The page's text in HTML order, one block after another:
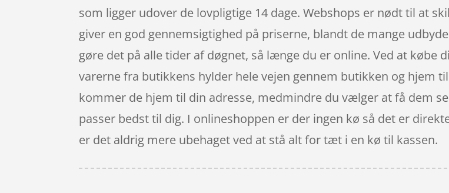
som ligger udover de lovpligtige 14 dage. Webshops er nødt til at
giver en god gennemsigtighed på priserne, blandt de mange
gøre det på alle tider af døgnet, så længe du er online. Ved at købe
varerne fra butikkens hylder hele vejen gennem butikken og hjem
kommer de hjem til din adresse, medmindre du vælger at få dem
passer bedst til dig. I onlineshoppen er der ingen kø så det er
er det aldrig mere ubehaget ved at stå alt for tæt i en kø til kassen.